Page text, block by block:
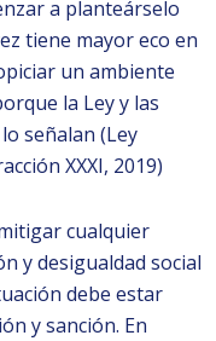
a planteárselo
tiene mayor eco en
un ambiente
la Ley y las
señalan (Ley
XXXI, 2019)
cualquier
y desigualdad social
debe estar
y sanción. En